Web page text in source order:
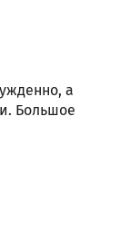
а
Большое